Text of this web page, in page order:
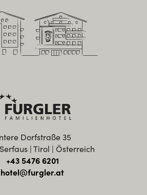
Dorfstraße 35
| Tirol | Österreich
+43 5476 6201
hotel@furgler.at